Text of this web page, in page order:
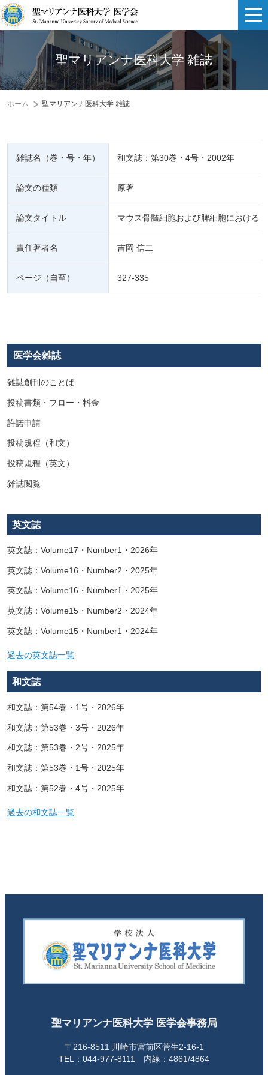
聖マリアンナ医科大学 雑誌
ホーム 聖マリアンナ医科大学 雑誌
雑誌名（巻・号・年） 和文誌：第30巻・4号・2002年
論文の種類 原著
論文タイトル マウス骨髄細胞および脾細胞における
責任著者名 吉岡 信二
ページ（自至） 327-335
医学会雑誌
雑誌創刊のことば
投稿書類・フロー・料金
許諾申請
投稿規程（和文）
投稿規程（英文）
雑誌閲覧
英文誌
英文誌：Volume17・Number1・2026年
英文誌：Volume16・Number2・2025年
英文誌：Volume16・Number1・2025年
英文誌：Volume15・Number2・2024年
英文誌：Volume15・Number1・2024年
過去の英文誌一覧
和文誌
和文誌：第54巻・1号・2026年
和文誌：第53巻・3号・2026年
和文誌：第53巻・2号・2025年
和文誌：第53巻・1号・2025年
和文誌：第52巻・4号・2025年
過去の和文誌一覧
聖マリアンナ医科大学 医学会事務局
〒216-8511 川崎市宮前区菅生2-16-1
TEL：044-977-8111 内線：4861/4864